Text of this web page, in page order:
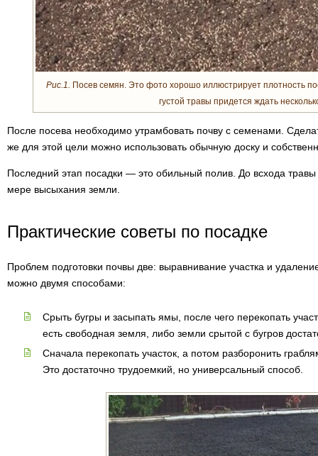
Рис.1. Посев семян. Это фото хорошо иллюстрирует плотность
густой травы придется ждать
После посева необходимо утрамбовать почву с семенами.
же для этой цели можно использовать обычную доску и
Последний этап посадки — это обильный полив. До всхода
мере высыхания земли.
Практические советы по посадке
Проблем подготовки почвы две: выравнивание участка и
можно двумя способами:
Срыть бугры и засыпать ямы, после чего перекопать
есть свободная земля, либо земли срытой с бугров
Сначала перекопать участок, а потом разборонить
Это достаточно трудоемкий, но универсальный способ.